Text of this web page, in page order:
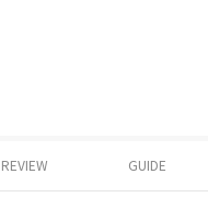
REVIEW GUIDE